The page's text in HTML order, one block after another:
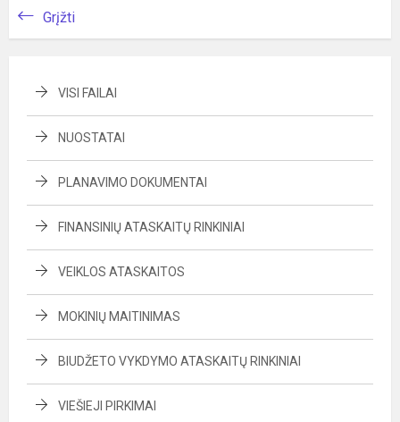
Grįžti
VISI FAILAI
NUOSTATAI
PLANAVIMO DOKUMENTAI
FINANSINIŲ ATASKAITŲ RINKINIAI
VEIKLOS ATASKAITOS
MOKINIŲ MAITINIMAS
BIUDŽETO VYKDYMO ATASKAITŲ RINKINIAI
VIEŠIEJI PIRKIMAI